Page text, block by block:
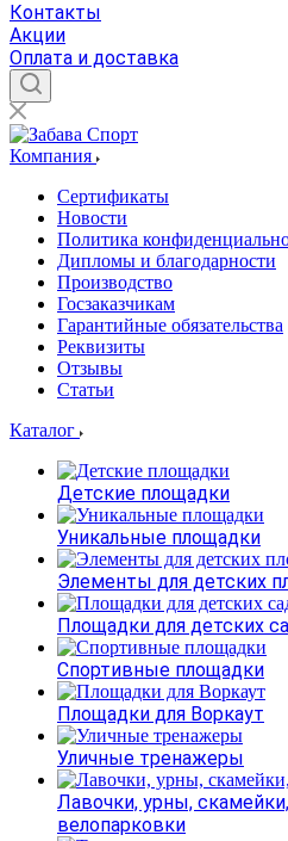
Контакты
Акции
Оплата и доставка
Компания
Сертификаты
Новости
Политика
Дипломы и благодарности
Производство
Госзаказчикам
Гарантийные обязательства
Реквизиты
Отзывы
Статьи
Каталог
Детские площадки
Уникальные площадки
Элементы для детских
Площадки для детских
Спортивные площадки
Площадки для Воркаут
Уличные тренажеры
Лавочки, урны,
велопарковки